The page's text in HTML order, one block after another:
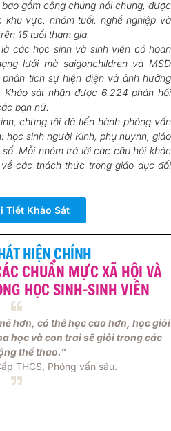
gồm công chúng nói chung, được
vực, nhóm tuổi, nghề nghiệp và
15 tuổi tham gia.
các học sinh và sinh viên có hoàn
lưới mà saigonchildren và MSD
tích sự hiện diện và ảnh hưởng
sát nhận được 6.224 phản hồi
bạn nữ.
chúng tôi đã tiến hành phỏng vấn
học sinh người Kinh, phụ huynh, giáo
Mỗi nhóm trả lời các câu hỏi khác
các thách thức trong giáo dục đối
Tiết Khảo Sát
HIỆN CHÍNH
CHUẨN MỰC XÃ HỘI VÀ
HỌC SINH-SINH VIÊN
hơn, có thể học cao hơn, học giỏi
học và con trai sẽ giỏi trong các
thể thao.”
THCS, Phỏng vấn sâu.